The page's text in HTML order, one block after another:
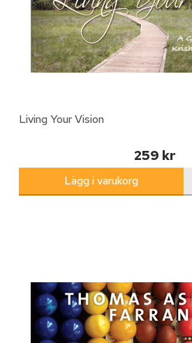
Living Your Vision
259 kr